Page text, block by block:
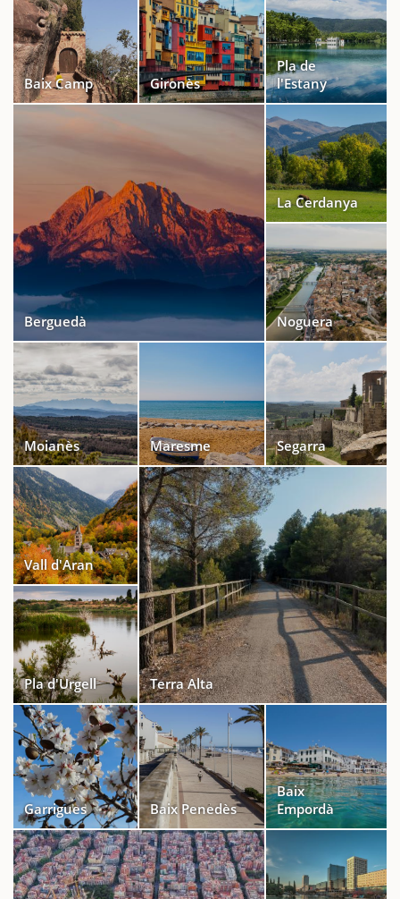
Baix Camp Gironès
Pla de
l'Estany
Berguedà
La Cerdanya
Noguera
Moianès Maresme Segarra
Vall d'Aran
Pla d'Urgell Terra Alta
Garrigues Baix Penedès
Baix
Empordà